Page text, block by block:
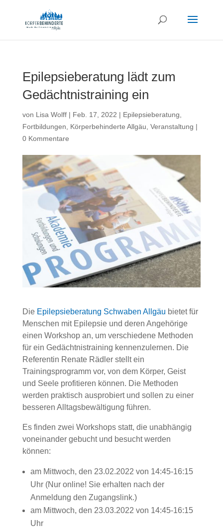
Epilepsieberatung lädt zum
Gedächtnistraining ein
von Lisa Wolff| Feb. 17, 2022 | Epilepsieberatung
Fortbildungen
Körperbehinderte Allgäu Veranstaltung |
0 Kommentare
Die Epilepsieberatung Schwaben Allgäu bietet für
Menschen mit Epilepsie und deren Angehörige
einen Workshop an, um verschiedene Methoden
für ein Gedächtnistraining kennenzulernen. Die
Referentin Renate Rädler stellt ein
Trainingsprogramm vor, von dem Körper, Geist
und Seele profitieren können. Die Methoden
werden praktisch ausprobiert und sollen zu einer
besseren Alltagsbewältigung führen.
Es finden zwei Workshops statt, die unabhängig
voneinander gebucht und besucht werden
können:
am Mittwoch, den 23.02.2022 von 14:45-16:15
Uhr (Nur online! Sie erhalten nach der
Anmeldung den Zugangslink.)
am Mittwoch, den 23.03.2022 von 14:45-16:15
Uhr